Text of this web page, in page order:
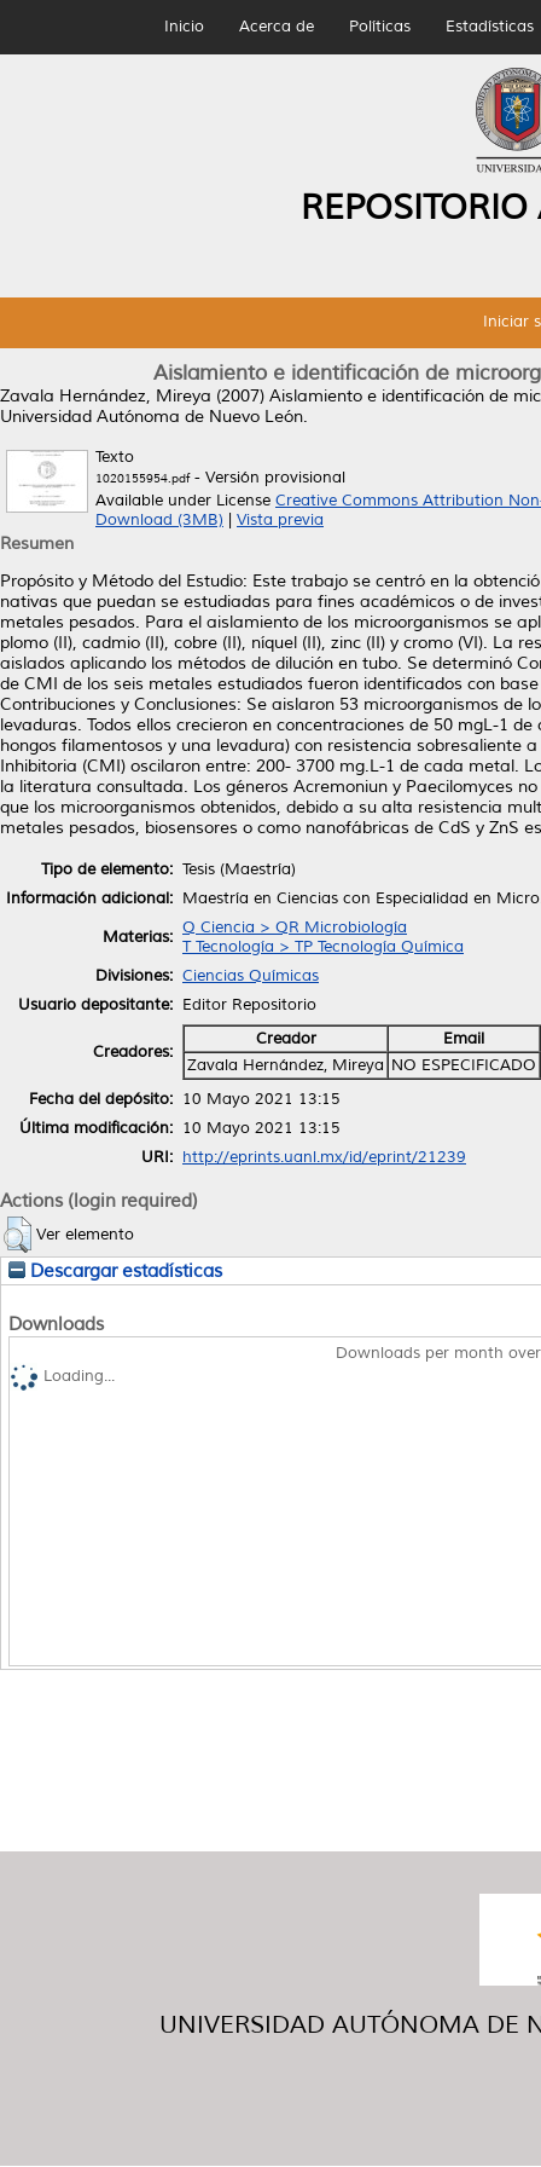
Inicio Acerca de Políticas Estadísticas
Iniciar
Aislamiento e identificación de
Zavala Hernández, Mireya (2007) Aislamiento e identificación de
Universidad Autónoma de Nuevo León.
Texto
1020155954.pdf- Versión provisional
Available under License Creative Commons Attribution
Download (3MB)
Vista previa
Resumen
Propósito y Método del Estudio: Este trabajo se centró en la
nativas que puedan se estudiadas para fines académicos o de
metales pesados. Para el aislamiento de los microorganismos se
plomo (II), cadmio (II), cobre (II), níquel (II), zinc (II) y cromo (VI). La
aislados aplicando los métodos de dilución en tubo. Se determinó
de CMI de los seis metales estudiados fueron identificados con
Contribuciones y Conclusiones: Se aislaron 53 microorganismos
levaduras. Todos ellos crecieron en concentraciones de 50 mgL-1
hongos filamentosos y una levadura) con resistencia sobresaliente
Inhibitoria (CMI) oscilaron entre: 200- 3700 mg.L-1 de cada metal.
la literatura consultada. Los géneros Acremoniun y Paecilomyces
que los microorganismos obtenidos, debido a su alta resistencia
metales pesados, biosensores o como nanofábricas de CdS y ZnS
Tipo de elemento: Tesis (Maestría)
Información adicional: Maestría en Ciencias con Especialidad en
Materias: Q Ciencia > QR Microbiología
T Tecnología > TP Tecnología Química
Divisiones: Ciencias Químicas
Usuario depositante: Editor Repositorio
Creadores:
Creador
Email
Zavala Hernández, Mireya NO ESPECIFICADO
Fecha del depósito: 10 Mayo 2021 13:15
Última modificación: 10 Mayo 2021 13:15
URI: http://eprints.uanl.mx/id/eprint/21239
Actions (login required)
Ver elemento
Descargar estadísticas
Downloads
Downloads per month
Loading...
UNIVERSIDAD AUTÓNOMA DE